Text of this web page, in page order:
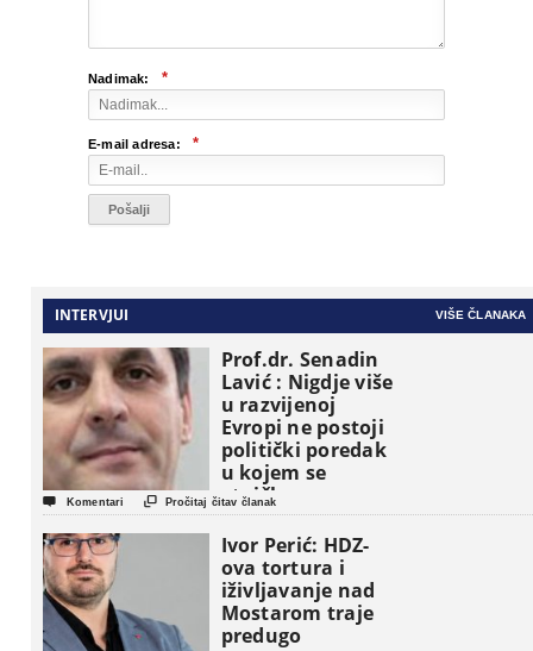
Nadimak: *
E-mail adresa: *
INTERVJUI VIŠE ČLANAKA
Prof.dr. Senadin
Lavić : Nigdje više
u razvijenoj
Evropi ne postoji
politički poredak
u kojem se
etničke grupe
pojavljuju kao
osnovne
političke jedinice
 Komentari  Pročitaj čitav članak
Ivor Perić: HDZ-
ova tortura i
iživljavanje nad
Mostarom traje
predugo